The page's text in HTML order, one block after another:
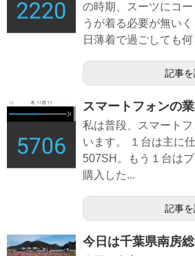
の時期、スーツにコ
うが着る必要が無い
日薄着で過ごしても
記事
スマートフォンの
私は普段、スマート
います。 １台は主に
507SH。もう１台は
購入した...
記事
今日は千葉県南房